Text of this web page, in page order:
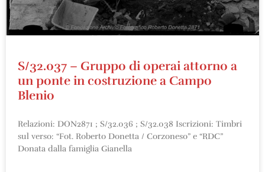
S/32.037 – Gruppo di operai attorno a
un ponte in costruzione a Campo
Blenio
Relazioni: DON2871 ; S/32.036 ; S/32.038 Iscrizioni: Timbri
sul verso: “Fot. Roberto Donetta / Corzoneso” e “RDC”
Donata dalla famiglia Gianella